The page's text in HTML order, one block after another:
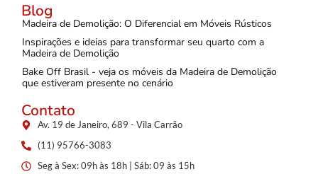
Blog
Madeira de Demolição: O Diferencial em Móveis Rústicos
Inspirações e ideias para transformar seu quarto com a
Madeira de Demolição
Bake Off Brasil - veja os móveis da Madeira de Demolição
que estiveram presente no cenário
Contato
Av. 19 de Janeiro, 689 - Vila Carrão
(11) 95766-3083
Seg à Sex: 09h às 18h | Sáb: 09 às 15h